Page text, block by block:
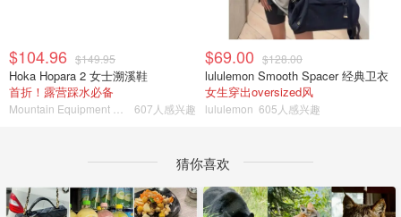
$104.96 $149.95
Hoka Hopara 2 女士溯溪鞋
首折！露营踩水必备
607人感兴趣
$69.00 $128.00
lululemon Smooth Spacer 经典卫衣
女生穿出oversized风
lululemon 605人感兴趣
猜你喜欢